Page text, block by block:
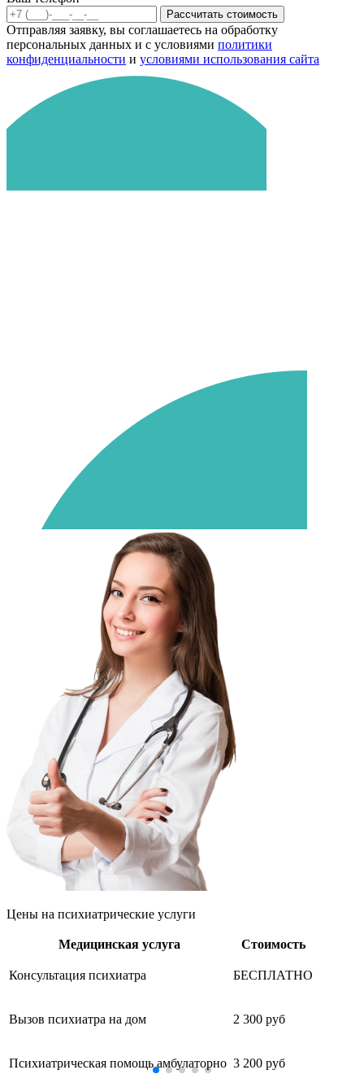
Рассчитать стоимость
Отправляя заявку, вы соглашаетесь на обработку
персональных данных и с условиями политики
конфиденциальности и условиями использования сайта
Цены на психиатрические услуги
Медицинская услуга Стоимость
Консультация психиатра БЕСПЛАТНО
Вызов психиатра на дом 2 300 руб
Психиатрическая помощь амбулаторно 3 200 руб